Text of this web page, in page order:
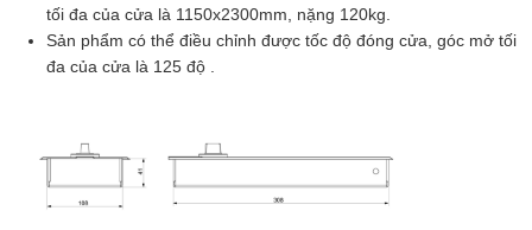
tối đa của cửa là 1150x2300mm, nặng 120kg.
Sản phẩm có thể điều chỉnh được tốc độ đóng cửa, góc mở tối
đa của cửa là 125 độ .